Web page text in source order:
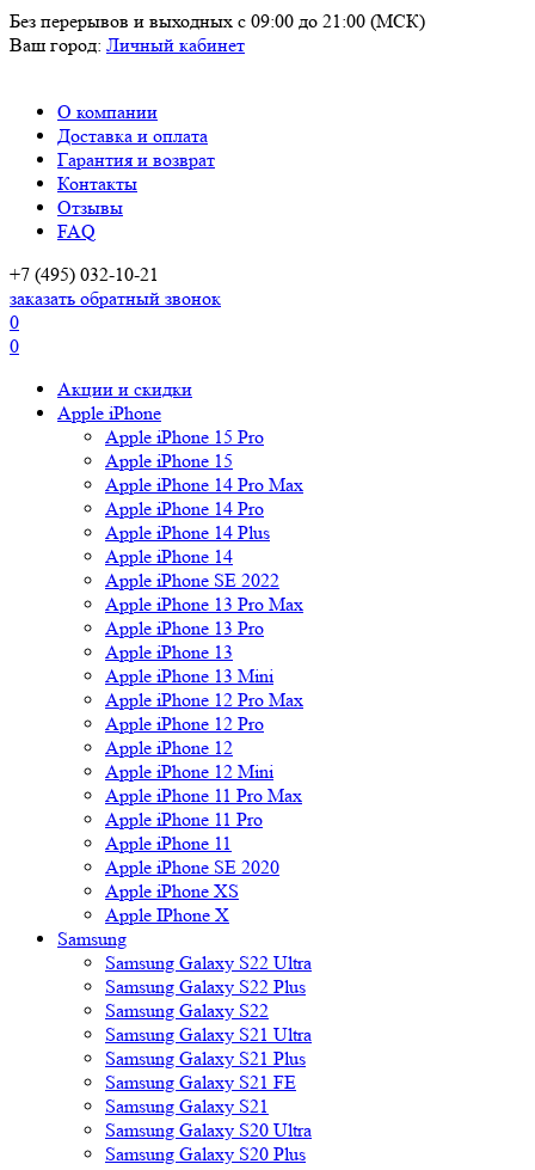
Без перерывов и выходных с 09:00 до 21:00 (МСК)
Ваш город: Личный кабинет
О компании
Доставка и оплата
Гарантия и возврат
Контакты
Отзывы
FAQ
+7 (495) 032-10-21
заказать обратный звонок
0
0
Акции и скидки
Apple iPhone
Apple iPhone 15 Pro
Apple iPhone 15
Apple iPhone 14 Pro Max
Apple iPhone 14 Pro
Apple iPhone 14 Plus
Apple iPhone 14
Apple iPhone SE 2022
Apple iPhone 13 Pro Max
Apple iPhone 13 Pro
Apple iPhone 13
Apple iPhone 13 Mini
Apple iPhone 12 Pro Max
Apple iPhone 12 Pro
Apple iPhone 12
Apple iPhone 12 Mini
Apple iPhone 11 Pro Max
Apple iPhone 11 Pro
Apple iPhone 11
Apple iPhone SE 2020
Apple iPhone XS
Apple IPhone X
Samsung
Samsung Galaxy S22 Ultra
Samsung Galaxy S22 Plus
Samsung Galaxy S22
Samsung Galaxy S21 Ultra
Samsung Galaxy S21 Plus
Samsung Galaxy S21 FE
Samsung Galaxy S21
Samsung Galaxy S20 Ultra
Samsung Galaxy S20 Plus